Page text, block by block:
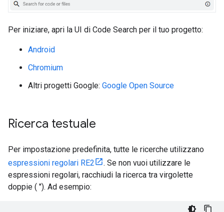
Per iniziare, apri la UI di Code Search per il tuo progetto:
Android
Chromium
Altri progetti Google: Google Open Source
Ricerca testuale
Per impostazione predefinita, tutte le ricerche utilizzano
espressioni regolari RE2
. Se non vuoi utilizzare le
espressioni regolari, racchiudi la ricerca tra virgolette
doppie ( "). Ad esempio: